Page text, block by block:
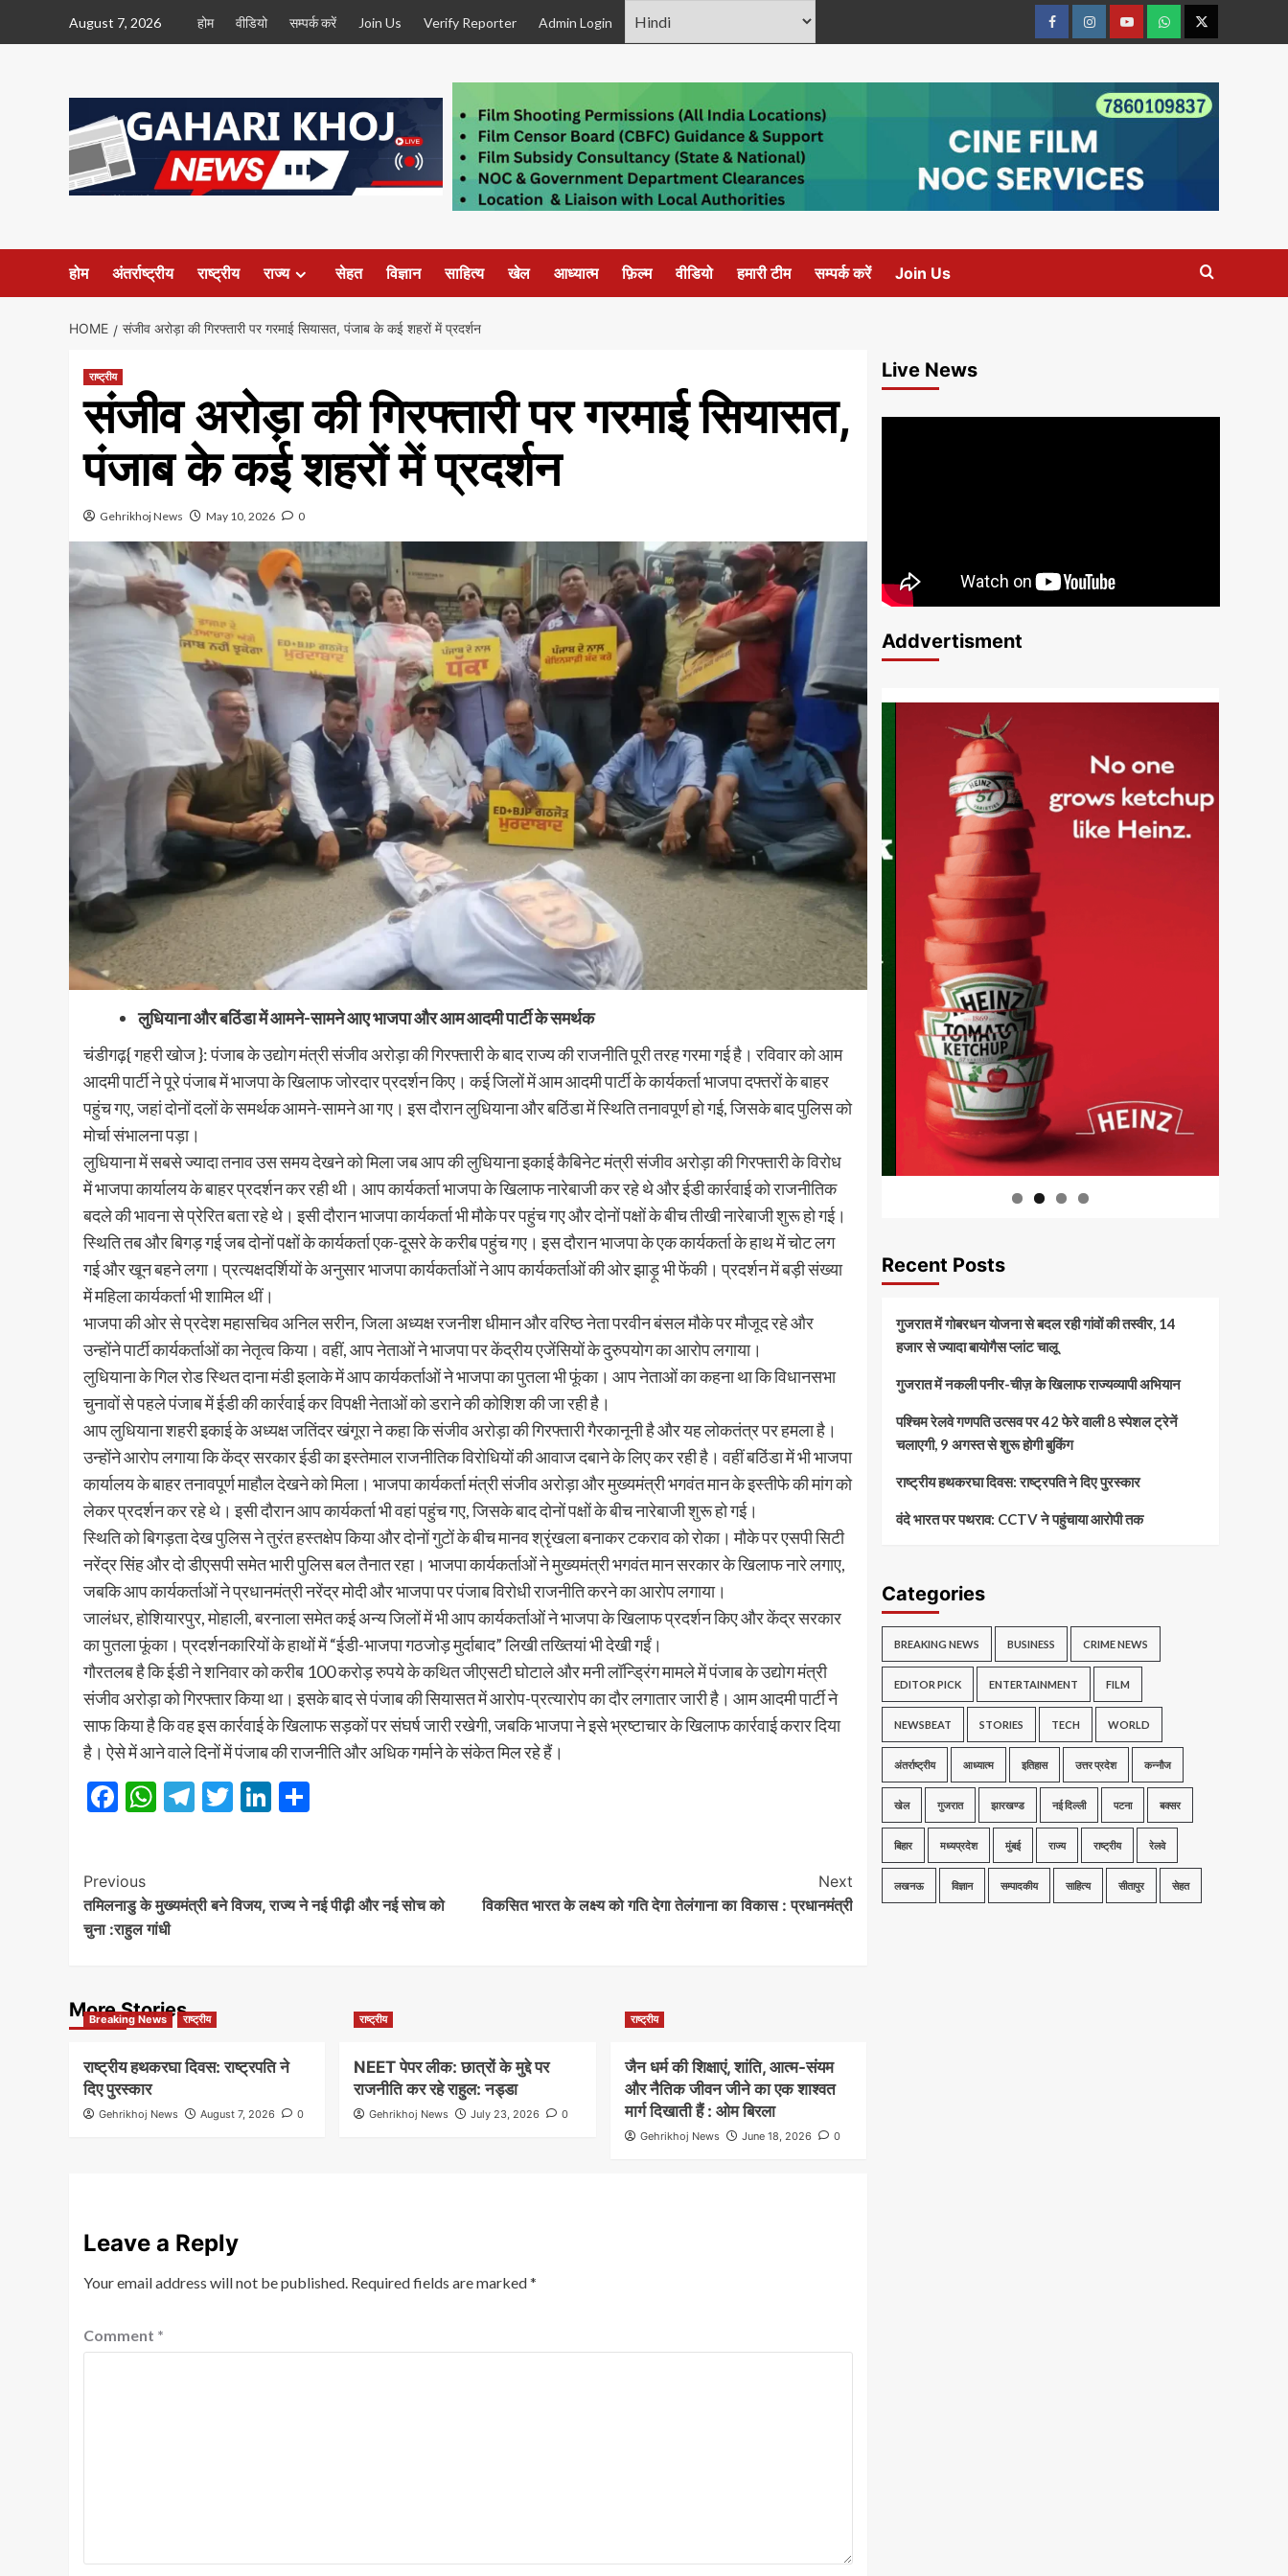
August 7, 2026 होम वीडियो सम्पर्क करें Join Us Verify Reporter Admin Login FacebookInstagramyoutubeWhatsTwitter
होम अंतर्राष्ट्रीय राष्ट्रीय राज्य सेहत विज्ञान साहित्य खेल आध्यात्म फ़िल्म वीडियो हमारी टीम सम्पर्क करें Join Us
HOME संजीव अरोड़ा की गिरफ्तारी पर गरमाई सियासत, पंजाब के कई शहरों में प्रदर्शन
राष्ट्रीय
संजीव अरोड़ा की गिरफ्तारी पर गरमाई सियासत,
पंजाब के कई शहरों में प्रदर्शन
Gehrikhoj News May 10, 2026 0
लुधियाना और बठिंडा में आमने-सामने आए भाजपा और आम आदमी पार्टी के समर्थक
चंडीगढ़{ गहरी खोज }: पंजाब के उद्योग मंत्री संजीव अरोड़ा की गिरफ्तारी के बाद राज्य की राजनीति पूरी तरह गरमा गई है। रविवार को आम
आदमी पार्टी ने पूरे पंजाब में भाजपा के खिलाफ जोरदार प्रदर्शन किए। कई जिलों में आम आदमी पार्टी के कार्यकर्ता भाजपा दफ्तरों के बाहर
पहुंच गए, जहां दोनों दलों के समर्थक आमने-सामने आ गए। इस दौरान लुधियाना और बठिंडा में स्थिति तनावपूर्ण हो गई, जिसके बाद पुलिस को
मोर्चा संभालना पड़ा।
लुधियाना में सबसे ज्यादा तनाव उस समय देखने को मिला जब आप की लुधियाना इकाई कैबिनेट मंत्री संजीव अरोड़ा की गिरफ्तारी के विरोध
में भाजपा कार्यालय के बाहर प्रदर्शन कर रही थी। आप कार्यकर्ता भाजपा के खिलाफ नारेबाजी कर रहे थे और ईडी कार्रवाई को राजनीतिक
बदले की भावना से प्रेरित बता रहे थे। इसी दौरान भाजपा कार्यकर्ता भी मौके पर पहुंच गए और दोनों पक्षों के बीच तीखी नारेबाजी शुरू हो गई।
स्थिति तब और बिगड़ गई जब दोनों पक्षों के कार्यकर्ता एक-दूसरे के करीब पहुंच गए। इस दौरान भाजपा के एक कार्यकर्ता के हाथ में चोट लग
गई और खून बहने लगा। प्रत्यक्षदर्शियों के अनुसार भाजपा कार्यकर्ताओं ने आप कार्यकर्ताओं की ओर झाड़ू भी फेंकी। प्रदर्शन में बड़ी संख्या
में महिला कार्यकर्ता भी शामिल थीं।
भाजपा की ओर से प्रदेश महासचिव अनिल सरीन, जिला अध्यक्ष रजनीश धीमान और वरिष्ठ नेता परवीन बंसल मौके पर मौजूद रहे और
उन्होंने पार्टी कार्यकर्ताओं का नेतृत्व किया। वहीं, आप नेताओं ने भाजपा पर केंद्रीय एजेंसियों के दुरुपयोग का आरोप लगाया।
लुधियाना के गिल रोड स्थित दाना मंडी इलाके में आप कार्यकर्ताओं ने भाजपा का पुतला भी फूंका। आप नेताओं का कहना था कि विधानसभा
चुनावों से पहले पंजाब में ईडी की कार्रवाई कर विपक्षी नेताओं को डराने की कोशिश की जा रही है।
आप लुधियाना शहरी इकाई के अध्यक्ष जतिंदर खंगूरा ने कहा कि संजीव अरोड़ा की गिरफ्तारी गैरकानूनी है और यह लोकतंत्र पर हमला है।
उन्होंने आरोप लगाया कि केंद्र सरकार ईडी का इस्तेमाल राजनीतिक विरोधियों की आवाज दबाने के लिए कर रही है। वहीं बठिंडा में भी भाजपा
कार्यालय के बाहर तनावपूर्ण माहौल देखने को मिला। भाजपा कार्यकर्ता मंत्री संजीव अरोड़ा और मुख्यमंत्री भगवंत मान के इस्तीफे की मांग को
लेकर प्रदर्शन कर रहे थे। इसी दौरान आप कार्यकर्ता भी वहां पहुंच गए, जिसके बाद दोनों पक्षों के बीच नारेबाजी शुरू हो गई।
स्थिति को बिगड़ता देख पुलिस ने तुरंत हस्तक्षेप किया और दोनों गुटों के बीच मानव श्रृंखला बनाकर टकराव को रोका। मौके पर एसपी सिटी
नरेंद्र सिंह और दो डीएसपी समेत भारी पुलिस बल तैनात रहा। भाजपा कार्यकर्ताओं ने मुख्यमंत्री भगवंत मान सरकार के खिलाफ नारे लगाए,
जबकि आप कार्यकर्ताओं ने प्रधानमंत्री नरेंद्र मोदी और भाजपा पर पंजाब विरोधी राजनीति करने का आरोप लगाया।
जालंधर, होशियारपुर, मोहाली, बरनाला समेत कई अन्य जिलों में भी आप कार्यकर्ताओं ने भाजपा के खिलाफ प्रदर्शन किए और केंद्र सरकार
का पुतला फूंका। प्रदर्शनकारियों के हाथों में “ईडी-भाजपा गठजोड़ मुर्दाबाद” लिखी तख्तियां भी देखी गईं।
गौरतलब है कि ईडी ने शनिवार को करीब 100 करोड़ रुपये के कथित जीएसटी घोटाले और मनी लॉन्ड्रिंग मामले में पंजाब के उद्योग मंत्री
संजीव अरोड़ा को गिरफ्तार किया था। इसके बाद से पंजाब की सियासत में आरोप-प्रत्यारोप का दौर लगातार जारी है। आम आदमी पार्टी ने
साफ किया है कि वह इस कार्रवाई के खिलाफ सड़कों पर संघर्ष जारी रखेगी, जबकि भाजपा ने इसे भ्रष्टाचार के खिलाफ कार्रवाई करार दिया
है। ऐसे में आने वाले दिनों में पंजाब की राजनीति और अधिक गर्माने के संकेत मिल रहे हैं।
Facebook
WhatsApp
Telegram
TwitterLinkedIn
Post
Navigation
Previous
तमिलनाडु के मुख्यमंत्री बने विजय, राज्य ने नई पीढ़ी और नई सोच को
चुना :राहुल गांधी
Next
विकसित भारत के लक्ष्य को गति देगा तेलंगाना का विकास : प्रधानमंत्री
More Stories
Breaking News राष्ट्रीय
राष्ट्रीय हथकरघा दिवस: राष्ट्रपति ने
दिए पुरस्कार
Gehrikhoj News August 7, 2026 0
राष्ट्रीय
NEET पेपर लीक: छात्रों के मुद्दे पर
राजनीति कर रहे राहुल: नड्डा
Gehrikhoj News July 23, 2026 0
राष्ट्रीय
जैन धर्म की शिक्षाएं, शांति, आत्म-संयम
और नैतिक जीवन जीने का एक शाश्वत
मार्ग दिखाती हैं : ओम बिरला
Gehrikhoj News June 18, 2026 0
Leave a Reply
Your email address will not be published. Required fields are marked*
Comment *
Live News
Addvertisment
Recent Posts
गुजरात में गोबरधन योजना से बदल रही गांवों की तस्वीर, 14
हजार से ज्यादा बायोगैस प्लांट चालू
गुजरात में नकली पनीर-चीज़ के खिलाफ राज्यव्यापी अभियान
पश्चिम रेलवे गणपति उत्सव पर 42 फेरे वाली 8 स्पेशल ट्रेनें
चलाएगी, 9 अगस्त से शुरू होगी बुकिंग
राष्ट्रीय हथकरघा दिवस: राष्ट्रपति ने दिए पुरस्कार
वंदे भारत पर पथराव: CCTV ने पहुंचाया आरोपी तक
Categories
BREAKING NEWS BUSINESS CRIME NEWS
EDITOR PICK ENTERTAINMENT FILM
NEWSBEAT STORIES TECH WORLD
अंतर्राष्ट्रीय आध्यात्म इतिहास उत्तर प्रदेश कन्नौज
खेल गुजरात झारखण्ड नई दिल्ली पटना बक्सर
बिहार मध्यप्रदेश मुंबई राज्य राष्ट्रीय रेलवे
लखनऊ विज्ञान सम्पादकीय साहित्य सीतापुर सेहत